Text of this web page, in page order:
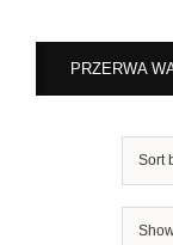
PRZERWA
Sort